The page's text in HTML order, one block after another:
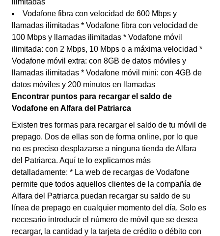
ilimitadas
Vodafone fibra con velocidad de 600 Mbps y
llamadas ilimitadas * Vodafone fibra con velocidad de
100 Mbps y llamadas ilimitadas * Vodafone móvil
ilimitada: con 2 Mbps, 10 Mbps o a máxima velocidad *
Vodafone móvil extra: con 8GB de datos móviles y
llamadas ilimitadas * Vodafone móvil mini: con 4GB de
datos móviles y 200 minutos en llamadas
Encontrar puntos para recargar el saldo de
Vodafone en Alfara del Patriarca
Existen tres formas para recargar el saldo de tu móvil de
prepago. Dos de ellas son de forma online, por lo que
no es preciso desplazarse a ninguna tienda de Alfara
del Patriarca. Aquí te lo explicamos más
detalladamente: * La web de recargas de Vodafone
permite que todos aquellos clientes de la compañía de
Alfara del Patriarca puedan recargar su saldo de su
línea de prepago en cualquier momento del día. Solo es
necesario introducir el número de móvil que se desea
recargar, la cantidad y la tarjeta de crédito o débito con